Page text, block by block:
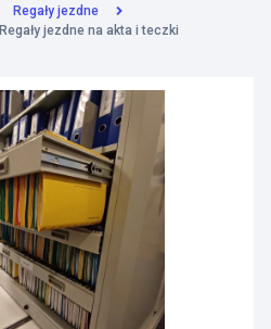
Regały jezdne
Regały jezdne na akta i teczki